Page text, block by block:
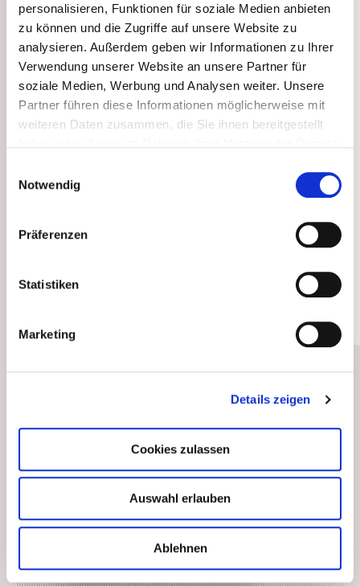
personalisieren, Funktionen für soziale Medien anbieten
zu können und die Zugriffe auf unsere Website zu
analysieren. Außerdem geben wir Informationen zu Ihrer
Verwendung unserer Website an unsere Partner für
soziale Medien, Werbung und Analysen weiter. Unsere
Partner führen diese Informationen möglicherweise mit
weiteren Daten zusammen, die Sie ihnen bereitgestellt
Einstellungen widerrufen oder ändern:
. Es befindet sich auch ein Link in der
Fußzeile zu den Einstellungen der Cookies um diese
jederzeit widerrufen oder ändern zu können.
Notwendig
Präferenzen
Statistiken
Marketing
Details zeigen
Cookies zulassen
Auswahl erlauben
Ablehnen
Dankeschön!
Deine Annett Nagel und das Medumio-Team.